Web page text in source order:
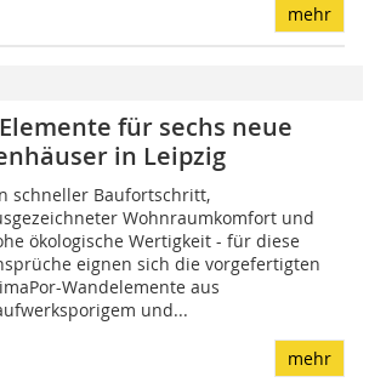
mehr
für sechs neue
in Leipzig
schneller Baufortschritt,
Wohnraumkomfort und
ökologische Wertigkeit - für diese
eignen sich die vorgefertigten
Wandelemente aus
und...
mehr